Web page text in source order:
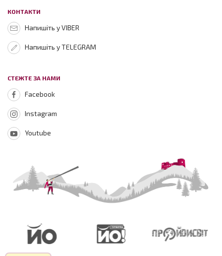
КОНТАКТИ
Напишіть у VIBER
Напишіть у TELEGRAM
СТЕЖТЕ ЗА НАМИ
Facebook
Instagram
Youtube